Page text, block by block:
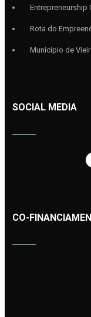
Entrepreneurship
Rota do
Município de
SOCIAL MEDIA
CO-